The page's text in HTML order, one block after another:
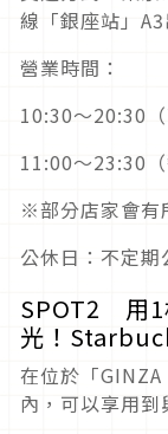
線「銀座站」
營業時間：
10:30～20:30（
11:00～23:30（
※部分店家會有
公休日：不定期
SPOT2 用1
光！
在位於「
內，可以享用到